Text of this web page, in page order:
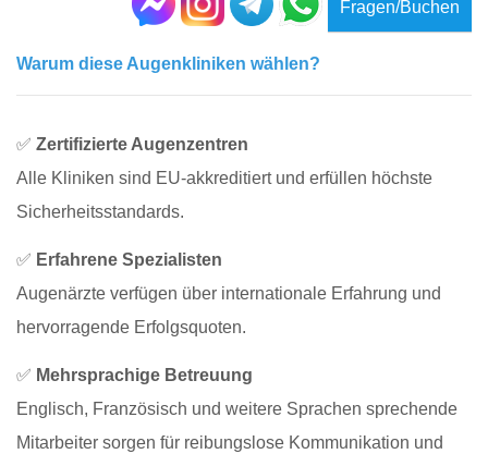
Fragen/Buchen
Warum diese Augenkliniken wählen?
✅ Zertifizierte Augenzentren
Alle Kliniken sind EU-akkreditiert und erfüllen höchste
Sicherheitsstandards.
✅ Erfahrene Spezialisten
Augenärzte verfügen über internationale Erfahrung und
hervorragende Erfolgsquoten.
✅ Mehrsprachige Betreuung
Englisch, Französisch und weitere Sprachen sprechende
Mitarbeiter sorgen für reibungslose Kommunikation und